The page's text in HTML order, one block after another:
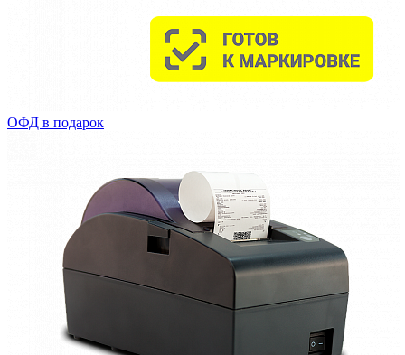
ОФД в подарок